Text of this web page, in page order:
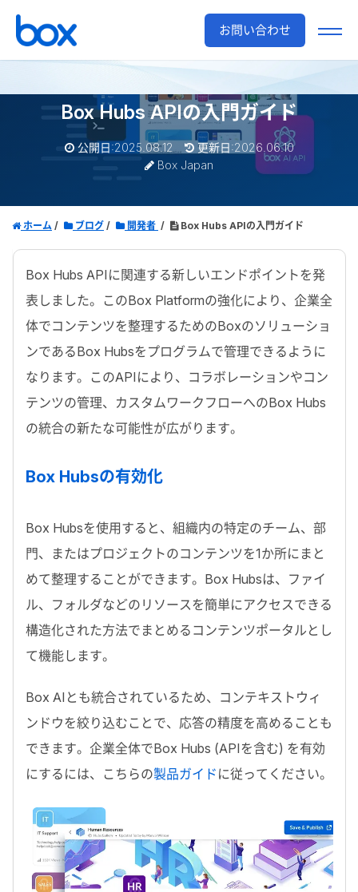
お問い合わせ
Box Hubs APIの入門ガイド
公開日:2025.08.12
更新日:2026.06.10
Box Japan
ホーム ブログ 開発者 Box Hubs APIの入門ガイド
Box Hubs API に関連する新しいエンドポイントを発
表しました。このBox Platformの強化により、企業全
体でコンテンツを整理するためのBoxのソリューショ
ンであるBox Hubsをプログラムで管理できるように
なります。このAPI により、コラボレーションやコン
テンツの管理、カスタムワークフローへのBox Hubs
の統合の新たな可能性が広がります。
Box Hubsの有効化
Box Hubsを使用すると、組織内の特定のチーム、部
門、またはプロジェクトのコンテンツを1か所にまと
めて整理することができます。 Box Hubsは、ファイ
ル、フォルダなどのリソースを簡単にアクセスできる
構造化された方法でまとめるコンテンツポータルとし
て機能します。
Box AI とも統合されているため、コンテキストウィ
ンドウを絞り込むことで、応答の精度を高めることも
できます。企業全体でBox Hubs (APIを含む) を有効
にするには、こちらの製品ガイド に従ってください。